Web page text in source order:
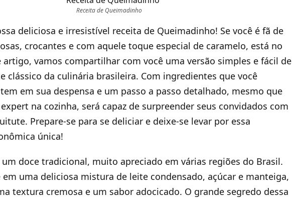
Receita de Queimadinho
deliciosa e irresistível receita de Queimadinho! Se você é fã de
crocantes e com aquele toque especial de caramelo, está no
vamos compartilhar com você uma versão simples e fácil de
clássico da culinária brasileira. Com ingredientes que você
em sua despensa e um passo a passo detalhado, mesmo que
na cozinha, será capaz de surpreender seus convidados com
Prepare-se para se deliciar e deixe-se levar por essa
única!
doce tradicional, muito apreciado em várias regiões do Brasil.
em uma deliciosa mistura de leite condensado, açúcar e manteiga,
textura cremosa e um sabor adocicado. O grande segredo dessa